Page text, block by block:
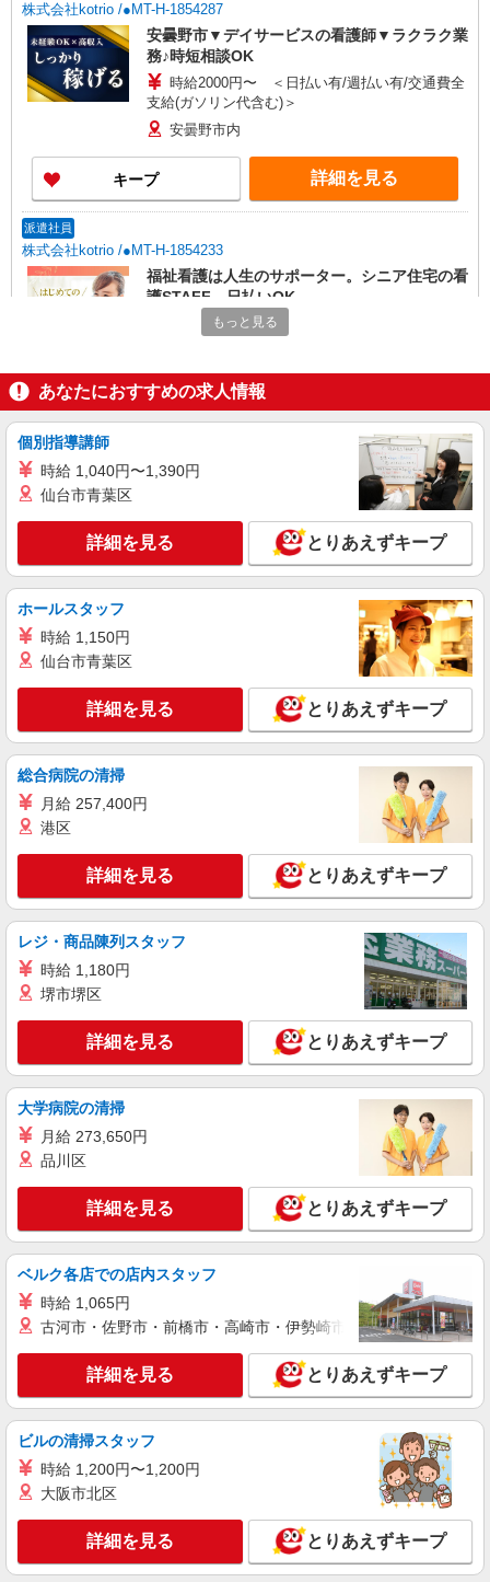
株式会社kotrio /●MT-H-1854287
安曇野市▼デイサービスの看護師▼ラクラク業
務♪時短相談OK
時給2000円〜 ＜日払い有/週払い有/交通費全
支給(ガソリン代含む)＞
安曇野市内
キープ 詳細を見る
派遣社員
株式会社kotrio /●MT-H-1854233
福祉看護は人生のサポーター。シニア住宅の看
護STAFF。日払いOK
時給2000円〜2500円＜交通費全額支給/日払
安曇野市内
キープ 詳細を見る
派遣社員
株式会社kotrio /●MT-H-1906798
資格支援で時給UP
時給1500円〜2125円 ＜日払い有/週払い有/交
通費全支給(ガソリン代含む)＞
キープ 詳細を見る
株式会社kotrio /●MT-H-2099654
デイサービス看護STAFF｜面接なし！履歴書
時給2000円〜2500円＜交通費全額支給(ガソリ
安曇野市内
キープ 詳細を見る
派遣社員
株式会社kotrio /●MT-H-1959607
20代〜50代活躍中！デイサービスの看護師＊
残業なし◎日勤のみ
時給2000円〜2500円＜交通費全額支給(ガソリ
ン代含む)/日払い可/週払い可＞
安曇野市内
キープ 詳細を見る
派遣社員
株式会社kotrio /●MT-H-2086559
はじめてでも安心。と思える看護助手★安曇野
市★履歴書不要
時給1500円〜2125円 ＜日払い有/週払い有/交
安曇野市内
キープ 詳細を見る
派遣社員
高収入を目指したい方必見！未経験でも日収
時給1500円〜2125円 ＜日払い有/週払い有/交
通費全支給(ガソリン代含む)＞
安曇野市内
もっと見る
あなたにおすすめの求人情報
個別指導講師
時給 1,040円〜1,390円
仙台市青葉区
詳細を見る とりあえずキープ
ホールスタッフ
時給 1,150円
仙台市青葉区
詳細を見る とりあえずキープ
総合病院の清掃
月給 257,400円
港区
詳細を見る とりあえずキープ
レジ・商品陳列スタッフ
時給 1,180円
堺市堺区
詳細を見る とりあえずキープ
大学病院の清掃
月給 273,650円
品川区
詳細を見る とりあえずキープ
ベルク各店での店内スタッフ
時給 1,065円
古河市・佐野市・前橋市・高崎市・伊勢崎市・太田市・館林市
詳細を見る とりあえずキープ
ビルの清掃スタッフ
時給 1,200円〜1,200円
大阪市北区
詳細を見る とりあえずキープ